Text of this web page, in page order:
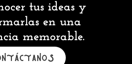
tus ideas y
en una
memorable.